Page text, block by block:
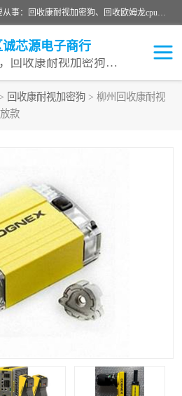
深圳市宝安区诚芯源电子商行主要从事：回收康耐视加密狗、回收欧姆龙cpu、回收欧姆龙模块等 一站式收购,能迅速便捷为客户消化库存、减少仓储、回笼资金，我们交易灵活方便，现金支付，价格优势合理，在业务方面赢得广大客户的一致好评 热情欢迎有库存需要处理的客户 请尽快联系我们
芯源电子商行
回收滑轨导轨，回收康耐视加密狗，回收欧姆龙PLC
> 回收康耐视加密狗 > 柳州回收康耐视
款